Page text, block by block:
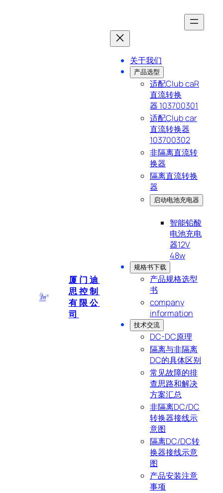
厦门迪
思控制
有限公
司
关于我们
产品选型
适配Club caR
直流转换
器 103700301
适配Club car
直流转换器
103700302
非隔离直流转
换器
隔离直流转换
器
启动电池充电器
智能铅酸
电池充电
器12V
48w
规格书下载
产品规格选型
书
company
information
技术交流
DC-DC原理
隔离与非隔离
DC的具体区别
常见故障的排
查思路和解决
方案汇总
非隔离DC/DC
转换器接线示
意图
隔离DC/DC转
换器接线示意
图
产品安装注意
事项